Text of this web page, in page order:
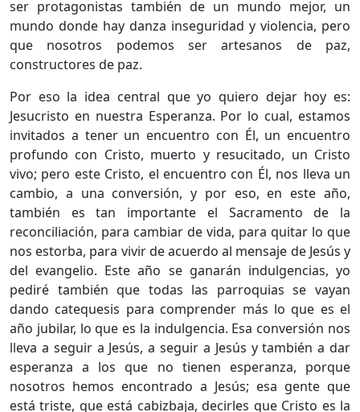
ser protagonistas también de un mundo mejor, un
mundo donde hay danza inseguridad y violencia, pero
que nosotros podemos ser artesanos de paz,
constructores de paz.
Por eso la idea central que yo quiero dejar hoy es:
Jesucristo en nuestra Esperanza. Por lo cual, estamos
invitados a tener un encuentro con Él, un encuentro
profundo con Cristo, muerto y resucitado, un Cristo
vivo; pero este Cristo, el encuentro con Él, nos lleva un
cambio, a una conversión, y por eso, en este año,
también es tan importante el Sacramento de la
reconciliación, para cambiar de vida, para quitar lo que
nos estorba, para vivir de acuerdo al mensaje de Jesús y
del evangelio. Este año se ganarán indulgencias, yo
pediré también que todas las parroquias se vayan
dando catequesis para comprender más lo que es el
año jubilar, lo que es la indulgencia. Esa conversión nos
lleva a seguir a Jesús, a seguir a Jesús y también a dar
esperanza a los que no tienen esperanza, porque
nosotros hemos encontrado a Jesús; esa gente que
está triste, que está cabizbaja, decirles que Cristo es la